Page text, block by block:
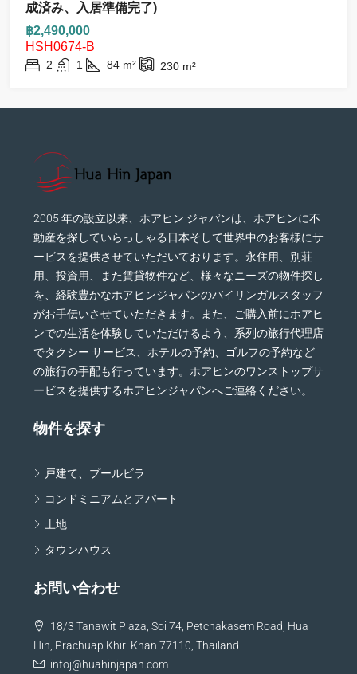
成済み、入居準備完了)
฿2,490,000
HSH0674-B
2 1 84 m² 230 m²
2005 年の設立以来、ホアヒン ジャパンは、ホアヒンに不
動産を探していらっしゃる日本そして世界中のお客様にサ
ービスを提供させていただいております。永住用、別荘
用、投資用、また賃貸物件など、様々なニーズの物件探し
を、経験豊かなホアヒンジャパンのバイリンガルスタッフ
がお手伝いさせていただきます。また、ご購入前にホアヒ
ンでの生活を体験していただけるよう、系列の旅行代理店
でタクシー サービス、ホテルの予約、ゴルフの予約など
の旅行の手配も行っています。ホアヒンのワンストップサ
ービスを提供するホアヒンジャパンへご連絡ください。
物件を探す
戸建て、プールビラ
コンドミニアムとアパート
土地
タウンハウス
お問い合わせ
18/3 Tanawit Plaza, Soi 74, Petchakasem Road, Hua
Hin, Prachuap Khiri Khan 77110, Thailand
infoj@huahinjapan.com